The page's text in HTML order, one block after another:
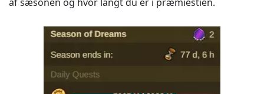
af sæsonen og hvor langt du er i præmiestien.